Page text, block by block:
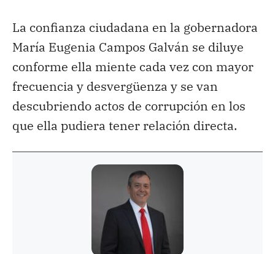
La confianza ciudadana en la gobernadora
María Eugenia Campos Galván se diluye
conforme ella miente cada vez con mayor
frecuencia y desvergüenza y se van
descubriendo actos de corrupción en los
que ella pudiera tener relación directa.